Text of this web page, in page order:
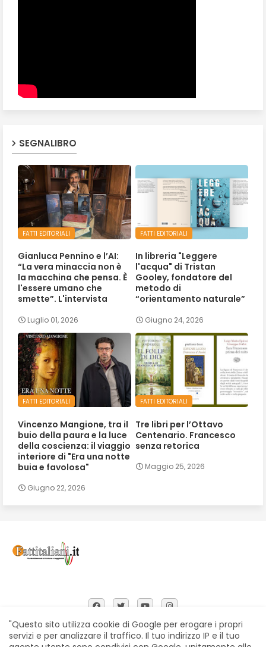
SEGNALIBRO
FATTI EDITORIALI
Gianluca Pennino e l’AI:
“La vera minaccia non è
la macchina che pensa. È
l'essere umano che
smette”. L'intervista
Luglio 01, 2026
FATTI EDITORIALI
In libreria "Leggere
l'acqua" di Tristan
Gooley, fondatore del
metodo di
“orientamento naturale”
Giugno 24, 2026
FATTI EDITORIALI
Vincenzo Mangione, tra il
buio della paura e la luce
della coscienza: il viaggio
interiore di "Era una notte
buia e favolosa"
Giugno 22, 2026
FATTI EDITORIALI
Tre libri per l’Ottavo
Centenario. Francesco
senza retorica
Maggio 25, 2026
"Questo sito utilizza cookie di Google per erogare i propri
servizi e per analizzare il traffico. Il tuo indirizzo IP e il tuo